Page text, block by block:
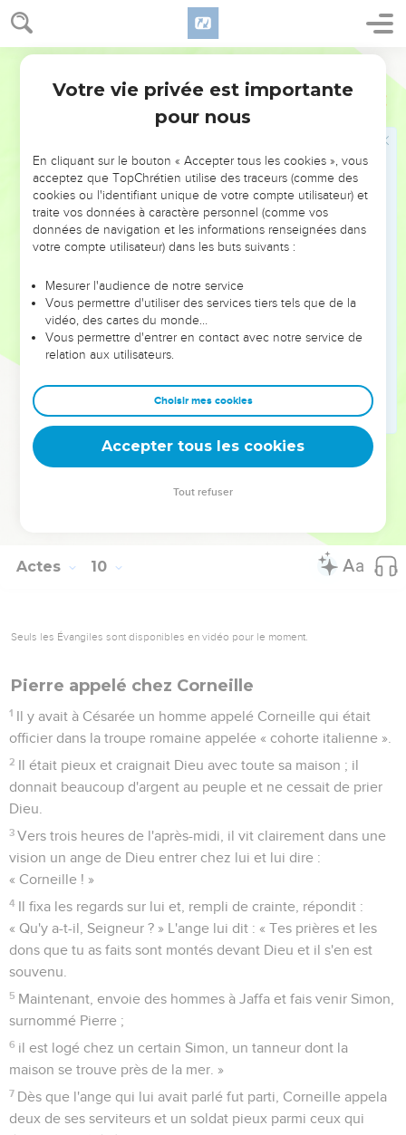
Actes 9
Il y avait à Jaffa, parmi les disciples, une femme appelée
Tabitha, ce qui signifie « gazelle ». Elle faisait beaucoup de
bien et donnait de son argent aux autres.
Elle tomba malade à cette époque-là et mourut. Après
l'avoir lavée, on la déposa dans une chambre à l'étage.
Or Lydde est près de Jaffa et les disciples avaient appris
que Pierre s'y trouvait ; ils envoyèrent donc [deux hommes]
vers lui pour le supplier de venir jusque chez eux sans
tarder.
Pierre se leva et partit avec eux. A son arrivée, on le
conduisit dans la chambre à l'étage. Toutes les veuves
et les manteaux que faisait Tabitha quand elle était avec
Pierre fit sortir tout le monde, se mit à genoux et pria. Puis
il se tourna vers le corps et dit : « Tabitha, lève-toi ! » Elle
ouvrit les yeux et, quand elle vit Pierre, elle s'assit.
Il lui donna la main et la fit lever. Il appela ensuite les
saints et les veuves et la leur présenta vivante.
Cela fut connu de tout Jaffa et beaucoup crurent au
Actes 10
Seuls les Évangiles sont disponibles en vidéo pour le moment.
Pierre appelé chez Corneille
1 Il y avait à Césarée un homme appelé Corneille qui était
officier dans la troupe romaine appelée « cohorte italienne ».
2 Il était pieux et craignait Dieu avec toute sa maison ; il
donnait beaucoup d'argent au peuple et ne cessait de prier
Dieu.
3 Vers trois heures de l'après-midi, il vit clairement dans une
vision un ange de Dieu entrer chez lui et lui dire :
« Corneille ! »
4 Il fixa les regards sur lui et, rempli de crainte, répondit :
« Qu'y a-t-il, Seigneur ? » L'ange lui dit : « Tes prières et les
dons que tu as faits sont montés devant Dieu et il s'en est
souvenu.
5 Maintenant, envoie des hommes à Jaffa et fais venir Simon,
surnommé Pierre ;
6 il est logé chez un certain Simon, un tanneur dont la
maison se trouve près de la mer. »
7 Dès que l'ange qui lui avait parlé fut parti, Corneille appela
deux de ses serviteurs et un soldat pieux parmi ceux qui
Votre vie privée est importante
pour nous
En cliquant sur le bouton « Accepter tous les cookies », vous
acceptez que TopChrétien utilise des traceurs (comme des
cookies ou l'identifiant unique de votre compte utilisateur) et
traite vos données à caractère personnel (comme vos
données de navigation et les informations renseignées dans
votre compte utilisateur) dans les buts suivants :
Mesurer l'audience de notre service
Vous permettre d'utiliser des services tiers tels que de la
vidéo, des cartes du monde…
Vous permettre d'entrer en contact avec notre service de
relation aux utilisateurs.
Choisir mes cookies
Accepter tous les cookies
Tout refuser